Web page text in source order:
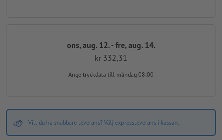
ons, aug. 12. - fre, aug. 14.
kr 332,31
Ange tryckdata till måndag 08:00
Vill du ha snabbare leverans? Välj expressleverans i kassan.